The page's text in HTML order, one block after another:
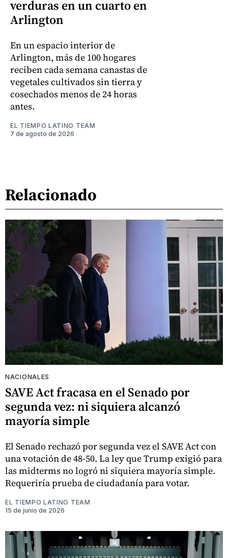
verduras en un cuarto en
Arlington
En un espacio interior de
Arlington, más de 100 hogares
reciben cada semana canastas de
vegetales cultivados sin tierra y
cosechados menos de 24 horas
antes.
EL TIEMPO LATINO TEAM
7 de agosto de 2026
Relacionado
NACIONALES
SAVE Act fracasa en el Senado por
segunda vez: ni siquiera alcanzó
mayoría simple
El Senado rechazó por segunda vez el SAVE Act con
una votación de 48-50. La ley que Trump exigió para
las midterms no logró ni siquiera mayoría simple.
Requeriría prueba de ciudadanía para votar.
EL TIEMPO LATINO TEAM
15 de junio de 2026